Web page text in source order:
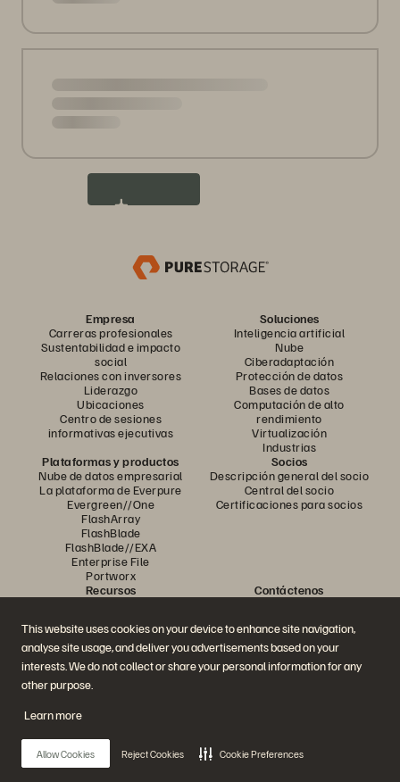
This website uses cookies on your device to enhance site navigation,
analyse site usage, and deliver you advertisements based on your
interests. We do not collect or share your personal information for any
other purpose.
Learn more
Allow Cookies Reject Cookies Cookie Preferences
Empresa
Carreras profesionales
Sustentabilidad e impacto
social
Relaciones con inversores
Liderazgo
Ubicaciones
Centro de sesiones
informativas ejecutivas
Soluciones
Inteligencia artificial
Nube
Ciberadaptación
Protección de datos
Bases de datos
Computación de alto
rendimiento
Virtualización
Industrias
Plataformas y productos
Nube de datos empresarial
La plataforma de Everpure
Evergreen//One
FlashArray
FlashBlade
FlashBlade//EXA
Enterprise File
Portworx
Socios
Descripción general del socio
Central del socio
Certificaciones para socios
Recursos
Anuncios de productos
Sala de prensa
Blog
Historias de clientes
Comunidad de clientes
Contáctenos
Comunicarse con ventas
Certificaciones
Política de divulgación de
vulnerabilidades
Únase a la conversación